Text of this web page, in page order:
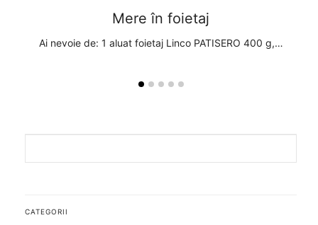
Mere în foietaj
Ai nevoie de: 1 aluat foietaj Linco PATISERO 400 g,…
CATEGORII